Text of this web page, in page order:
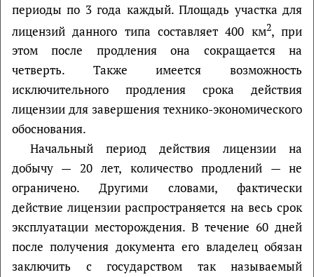
периоды по 3 года каждый. Площадь участка для
лицензий данного типа составляет 400 км2, при
этом после продления она сокращается на
четверть. Также имеется возможность
исключительного продления срока действия
лицензии для завершения технико-экономического
обоснования.
Начальный период действия лицензии на
добычу — 20 лет, количество продлений — не
ограничено. Другими словами, фактически
действие лицензии распространяется на весь срок
эксплуатации месторождения. В течение 60 дней
после получения документа его владелец обязан
заключить с государством так называемый